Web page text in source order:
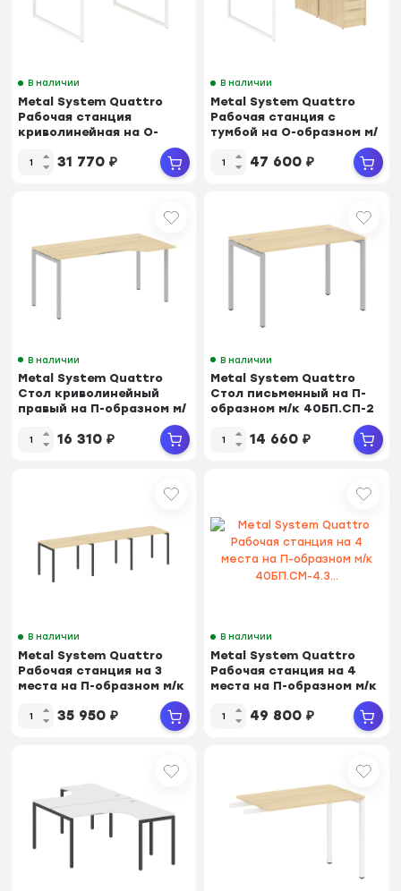
В наличии
Metal System Quattro
Рабочая станция
криволинейная на О-
образном м/к 40БО.РАС...
31 770 ₽
В наличии
Metal System Quattro
Рабочая станция с
тумбой на О-образном м/
47 600 ₽
В наличии
Metal System Quattro
Стол криволинейный
правый на П-образном м/
16 310 ₽
В наличии
Metal System Quattro
Стол письменный на П-
образном м/к 40БП.СП-2
14 660 ₽
В наличии
Metal System Quattro
Рабочая станция на 3
места на П-образном м/к
35 950 ₽
В наличии
Metal System Quattro
Рабочая станция на 4
места на П-образном м/к
49 800 ₽